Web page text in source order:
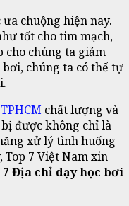
chuộng hiện nay.
tốt cho tim mạch,
cho chúng ta giảm
chúng ta có thể tự
chất lượng và
được không chỉ là
xử lý tình huống
Top 7 Việt Nam xin
7 Địa chỉ dạy học bơi